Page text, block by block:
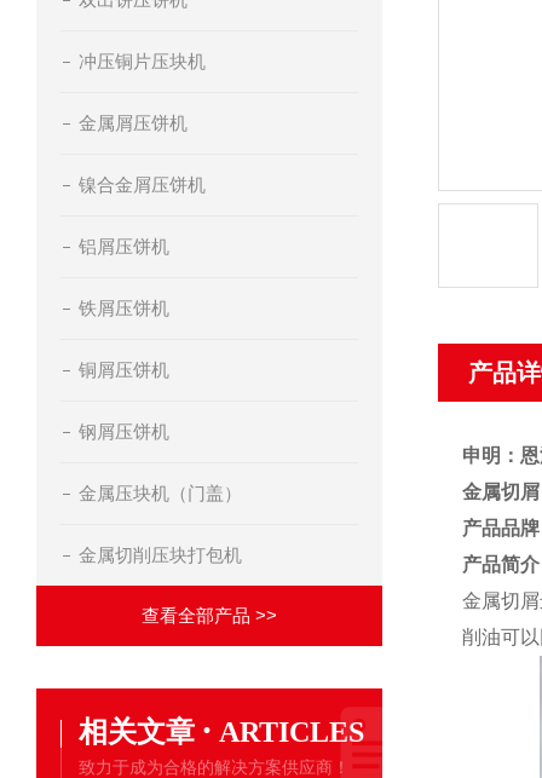
冲压铜片压块机
金属屑压饼机
镍合金屑压饼机
铝屑压饼机
铁屑压饼机
铜屑压饼机
钢屑压饼机
金属压块机（门盖）
金属切削压块打包机
查看全部产品 >>
相关文章 · ARTICLES
致力于成为合格的解决方案供应商！
产品
申明：
金属切
产品品
产品简
金属切
削油可